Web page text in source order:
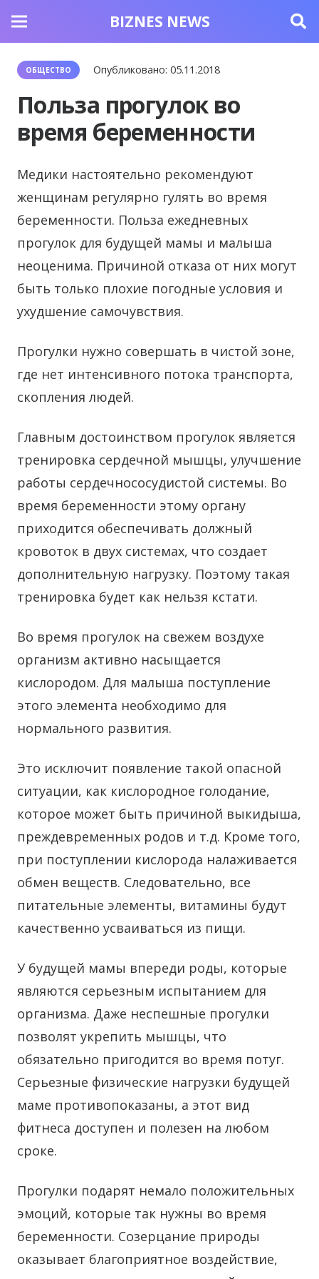
BIZNES NEWS
ОБЩЕСТВО Опубликовано:05.11.2018
Польза прогулок во
время беременности
Медики настоятельно рекомендуют
женщинам регулярно гулять во время
беременности. Польза ежедневных
прогулок для будущей мамы и малыша
неоценима. Причиной отказа от них могут
быть только плохие погодные условия и
ухудшение самочувствия.
Прогулки нужно совершать в чистой зоне,
где нет интенсивного потока транспорта,
скопления людей.
Главным достоинством прогулок является
тренировка сердечной мышцы, улучшение
работы сердечнососудистой системы. Во
время беременности этому органу
приходится обеспечивать должный
кровоток в двух системах, что создает
дополнительную нагрузку. Поэтому такая
тренировка будет как нельзя кстати.
Во время прогулок на свежем воздухе
организм активно насыщается
кислородом. Для малыша поступление
этого элемента необходимо для
нормального развития.
Это исключит появление такой опасной
ситуации, как кислородное голодание,
которое может быть причиной выкидыша,
преждевременных родов и т.д. Кроме того,
при поступлении кислорода налаживается
обмен веществ. Следовательно, все
питательные элементы, витамины будут
качественно усваиваться из пищи.
У будущей мамы впереди роды, которые
являются серьезным испытанием для
организма. Даже неспешные прогулки
позволят укрепить мышцы, что
обязательно пригодится во время потуг.
Серьезные физические нагрузки будущей
маме противопоказаны, а этот вид
фитнеса доступен и полезен на любом
сроке.
Прогулки подарят немало положительных
эмоций, которые так нужны во время
беременности. Созерцание природы
оказывает благоприятное воздействие,